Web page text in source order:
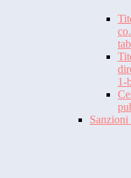
1-
Sanzioni